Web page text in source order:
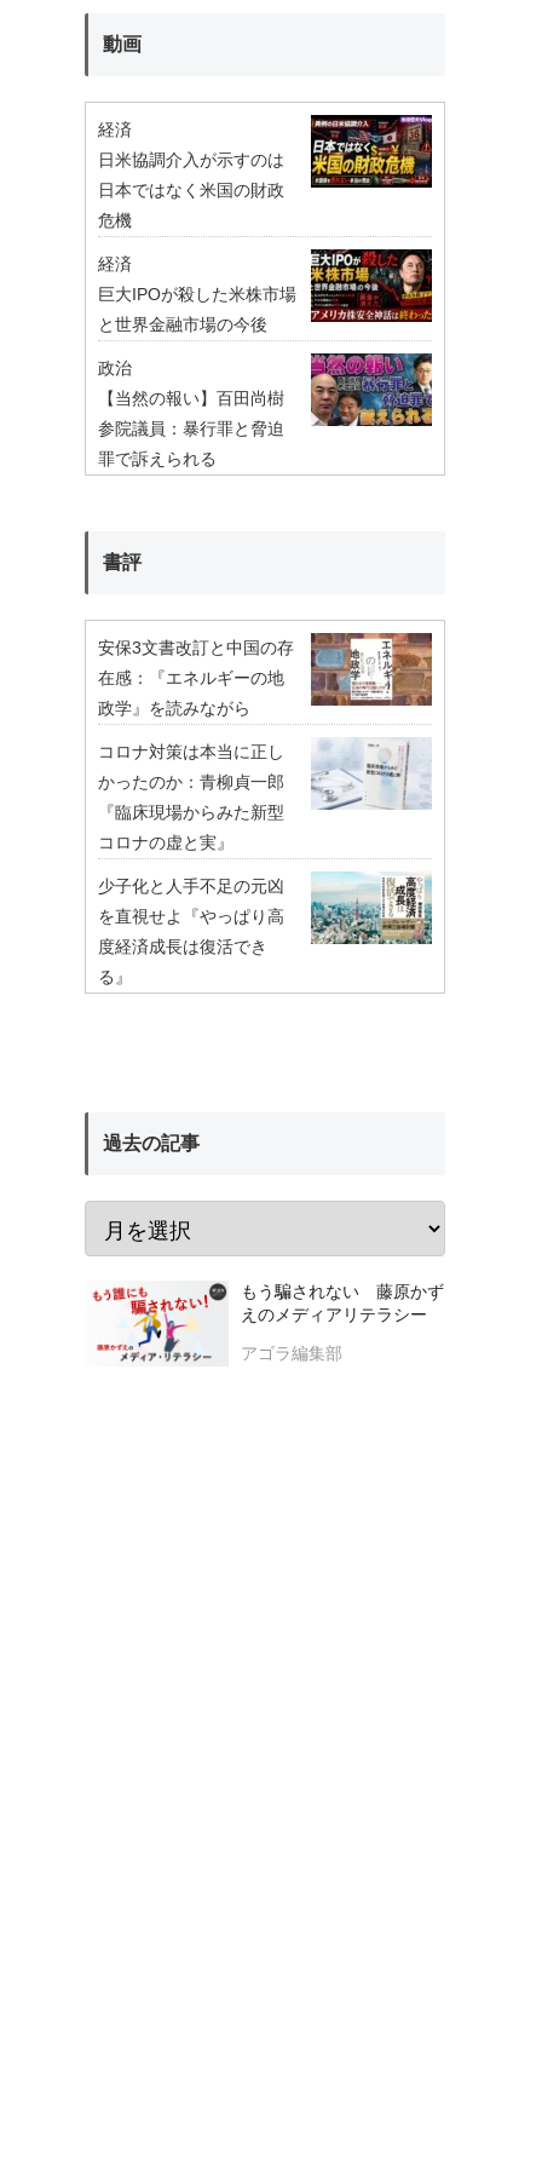
動画
経済
日米協調介入が示すのは
日本ではなく米国の財政
危機
経済
巨大IPOが殺した米株市場
と世界金融市場の今後
政治
【当然の報い】百田尚樹
参院議員：暴行罪と脅迫
罪で訴えられる
書評
安保3文書改訂と中国の存
在感：『エネルギーの地
政学』を読みながら
コロナ対策は本当に正し
かったのか：青柳貞一郎
『臨床現場からみた新型
コロナの虚と実』
少子化と人手不足の元凶
を直視せよ『やっぱり高
度経済成長は復活でき
る』
過去の記事
もう騙されない 藤原かず
えのメディアリテラシー
アゴラ編集部